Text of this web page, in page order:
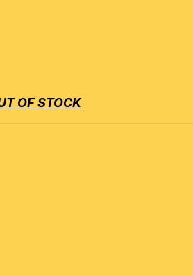
OF STOCK